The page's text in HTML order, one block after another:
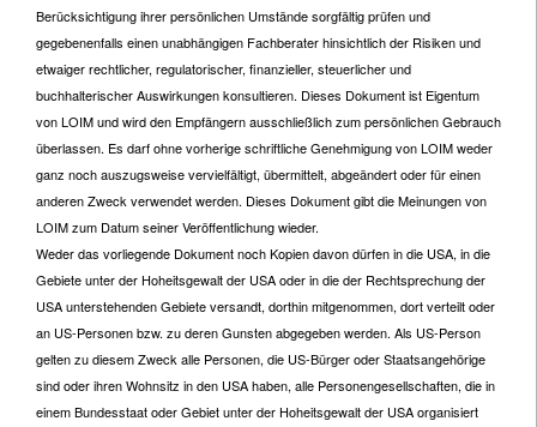
Berücksichtigung ihrer persönlichen Umstände sorgfältig prüfen und
gegebenenfalls einen unabhängigen Fachberater hinsichtlich der Risiken und
etwaiger rechtlicher, regulatorischer, finanzieller, steuerlicher und
buchhalterischer Auswirkungen konsultieren. Dieses Dokument ist Eigentum
von LOIM und wird den Empfängern ausschließlich zum persönlichen Gebrauch
überlassen. Es darf ohne vorherige schriftliche Genehmigung von LOIM weder
ganz noch auszugsweise vervielfältigt, übermittelt, abgeändert oder für einen
anderen Zweck verwendet werden. Dieses Dokument gibt die Meinungen von
LOIM zum Datum seiner Veröffentlichung wieder.
Weder das vorliegende Dokument noch Kopien davon dürfen in die USA, in die
Gebiete unter der Hoheitsgewalt der USA oder in die der Rechtsprechung der
USA unterstehenden Gebiete versandt, dorthin mitgenommen, dort verteilt oder
an US-Personen bzw. zu deren Gunsten abgegeben werden. Als US-Person
gelten zu diesem Zweck alle Personen, die US-Bürger oder Staatsangehörige
sind oder ihren Wohnsitz in den USA haben, alle Personengesellschaften, die in
einem Bundesstaat oder Gebiet unter der Hoheitsgewalt der USA organisiert